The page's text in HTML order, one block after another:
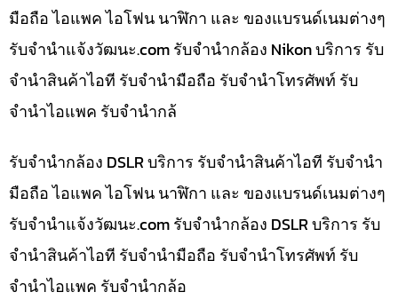
มือถือ ไอแพค ไอโฟน นาฬิกา และ ของแบรนด์เนมต่างๆ
รับจํานําแจ้งวัฒนะ.com รับจำนำกล้อง Nikon บริการ รับ
จำนำสินค้าไอที รับจำนำมือถือ รับจำนำโทรศัพท์ รับ
จำนำไอแพค รับจำนำกล้
รับจำนำกล้อง DSLR บริการ รับจำนำสินค้าไอที รับจำนำ
มือถือ ไอแพค ไอโฟน นาฬิกา และ ของแบรนด์เนมต่างๆ
รับจํานําแจ้งวัฒนะ.com รับจำนำกล้อง DSLR บริการ รับ
จำนำสินค้าไอที รับจำนำมือถือ รับจำนำโทรศัพท์ รับ
จำนำไอแพค รับจำนำกล้อ